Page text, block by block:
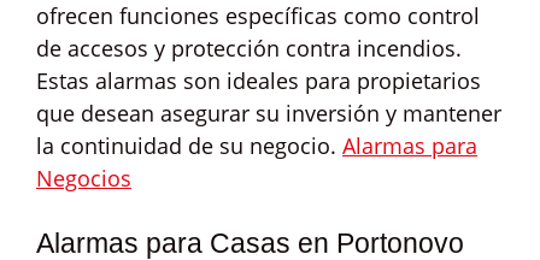
ofrecen funciones específicas como control
de accesos y protección contra incendios.
Estas alarmas son ideales para propietarios
que desean asegurar su inversión y mantener
la continuidad de su negocio. Alarmas para
Negocios
Alarmas para Casas en Portonovo